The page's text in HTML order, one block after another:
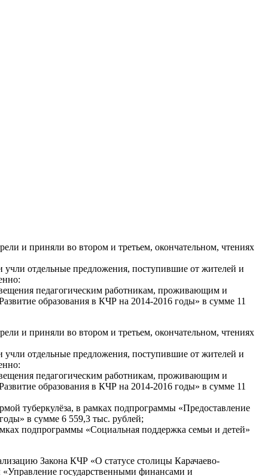
и приняли во втором и третьем, окончательном, чтениях
учли отдельные предложения, поступившие от жителей и
педагогическим работникам, проживающим и
образования в КЧР на 2014-2016 годы» в сумме 11
и приняли во втором и третьем, окончательном, чтениях
учли отдельные предложения, поступившие от жителей и
педагогическим работникам, проживающим и
образования в КЧР на 2014-2016 годы» в сумме 11
туберкулёза, в рамках подпрограммы «Предоставление
в сумме 6 559,3 тыс. рублей;
подпрограммы «Социальная поддержка семьи и детей»
Закона КЧР «О статусе столицы Карачаево-
государственными финансами и